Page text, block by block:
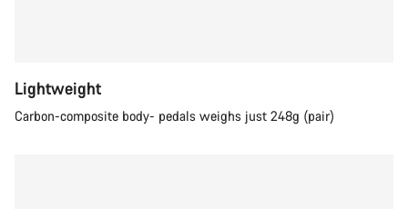
Lightweight
Carbon-composite body- pedals weighs just 248g (pair)